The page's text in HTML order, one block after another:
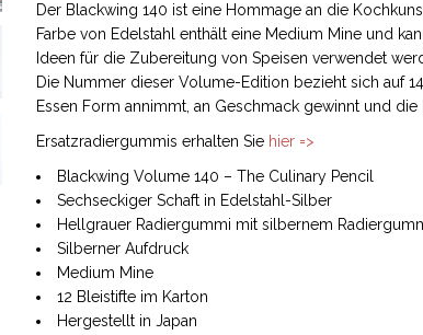
Der Blackwing 140 ist eine Hommage an die
Farbe von Edelstahl enthält eine Medium Mine und
Ideen für die Zubereitung von Speisen verwendet
Die Nummer dieser Volume-Edition bezieht sich auf
Essen Form annimmt, an Geschmack gewinnt und die
Ersatzradiergummis erhalten Sie hier =>
Blackwing Volume 140 – The Culinary Pencil
Sechseckiger Schaft in Edelstahl-Silber
Hellgrauer Radiergummi mit silbernem
Silberner Aufdruck
Medium Mine
12 Bleistifte im Karton
Hergestellt in Japan